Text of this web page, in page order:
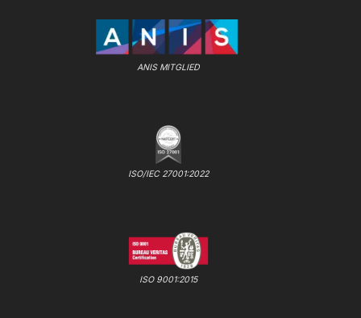
ANIS MITGLIED
ISO/IEC 27001:2022
ISO 9001:2015